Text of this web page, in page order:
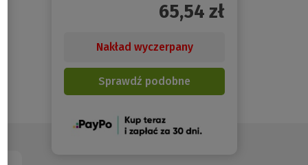
65,54 zł
Nakład wyczerpany
Sprawdź podobne
(Nowe